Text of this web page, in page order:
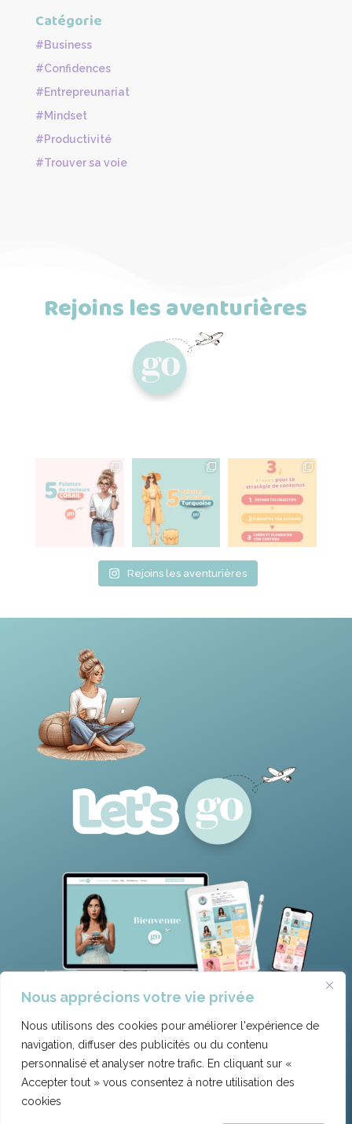
Nous apprécions votre vie privée
Nous utilisons des cookies pour améliorer l'expérience de
navigation, diffuser des publicités ou du contenu
personnalisé et analyser notre trafic. En cliquant sur «
Accepter tout » vous consentez à notre utilisation des
cookies
Catégorie
#Business
#Confidences
#Entrepreunariat
#Mindset
#Productivité
#Trouver sa voie
Rejoins les aventurières
Rejoins les aventurières
Mentions légales|Politique de confidentialité
Cookies